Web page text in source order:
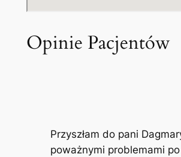
Opinie Pacjentów
Przyszłam do pani
poważnymi problemami po